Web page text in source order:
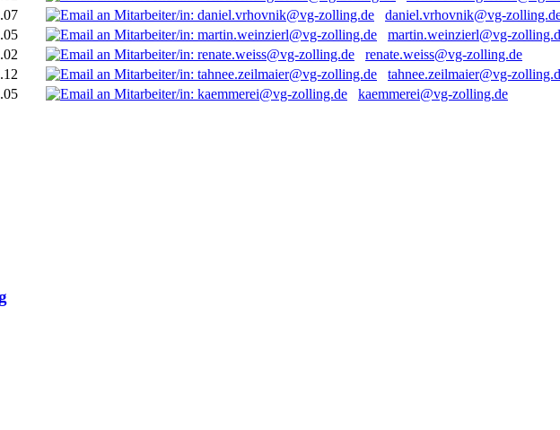
daniel.vrhovnik@vg-
martin.weinzierl@vg-
renate.weiss@vg-zolling.de
tahnee.zeilmaier@vg-
kaemmerei@vg-zolling.de